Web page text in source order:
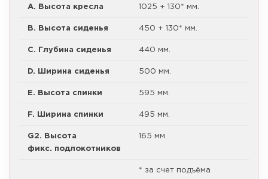
A. Высота кресла 1025 + 130* мм.
B. Высота сиденья 450 + 130* мм.
C. Глубина сиденья 440 мм.
D. Ширина сиденья 500 мм.
E. Высота спинки 595 мм.
F. Ширина спинки 495 мм.
G2. Высота
фикс. подлокотников
165 мм.
* за счет подъёма